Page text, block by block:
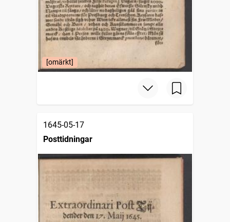
[omärkt]
1645-05-17
Posttidningar